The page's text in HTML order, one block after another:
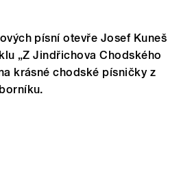
písní otevře Josef Kuneš
„Z Jindřichova Chodského
krásné chodské písničky z